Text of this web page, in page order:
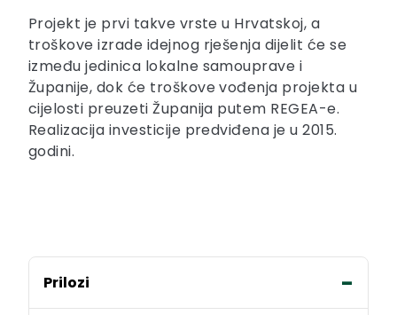
Projekt je prvi takve vrste u Hrvatskoj, a
troškove izrade idejnog rješenja dijelit će se
između jedinica lokalne samouprave i
Županije, dok će troškove vođenja projekta u
cijelosti preuzeti Županija putem REGEA-e.
Realizacija investicije predviđena je u 2015.
godini.
Prilozi